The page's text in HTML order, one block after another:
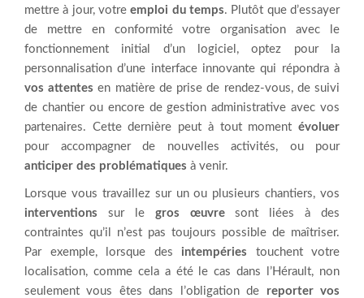
mettre à jour, votreemploi du temps. Plutôt que d’essayer
de mettre en conformité votre organisation avec le
fonctionnement initial d’un logiciel, optez pour la
personnalisation d’une interface innovante qui répondra à
vos attentes en matière de prise de rendez-vous, de suivi
de chantier ou encore de gestion administrative avec vos
partenaires. Cette dernière peut à tout moment évoluer
pour accompagner de nouvelles activités, ou pour
anticiper des problématiques à venir.
Lorsque vous travaillez sur un ou plusieurs chantiers, vos
interventions sur le gros œuvresont liées à des
contraintes qu’il n’est pas toujours possible de maîtriser.
Par exemple, lorsque des intempéries touchent votre
localisation, comme cela a été le cas dans l’Hérault, non
seulement vous êtes dans l’obligation de reporter vos